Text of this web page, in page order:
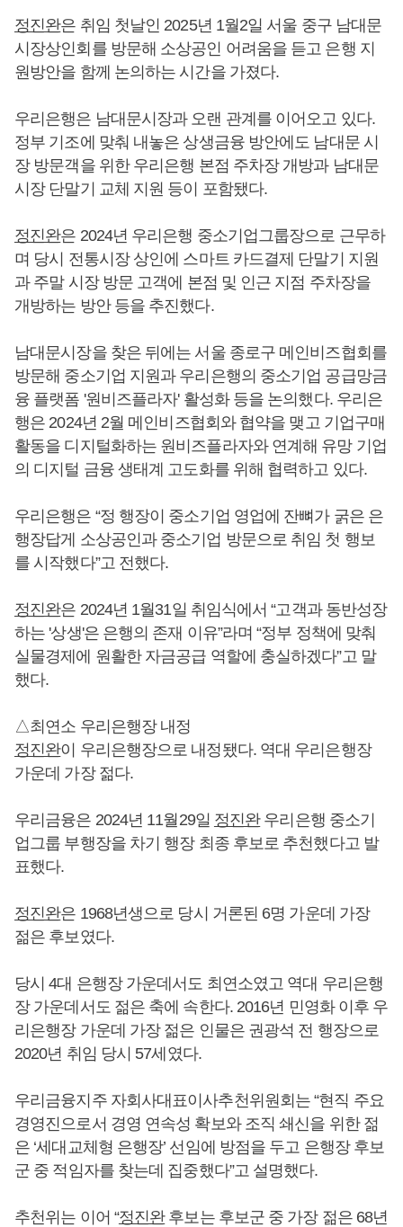
정진완은 취임 첫날인 2025년 1월2일 서울 중구 남대문
시장상인회를 방문해 소상공인 어려움을 듣고 은행 지
원방안을 함께 논의하는 시간을 가졌다.
우리은행은 남대문시장과 오랜 관계를 이어오고 있다.
정부 기조에 맞춰 내놓은 상생금융 방안에도 남대문 시
장 방문객을 위한 우리은행 본점 주차장 개방과 남대문
시장 단말기 교체 지원 등이 포함됐다.
정진완은 2024년 우리은행 중소기업그룹장으로 근무하
며 당시 전통시장 상인에 스마트 카드결제 단말기 지원
과 주말 시장 방문 고객에 본점 및 인근 지점 주차장을
개방하는 방안 등을 추진했다.
남대문시장을 찾은 뒤에는 서울 종로구 메인비즈협회를
방문해 중소기업 지원과 우리은행의 중소기업 공급망금
융 플랫폼 '원비즈플라자' 활성화 등을 논의했다. 우리은
행은 2024년 2월 메인비즈협회와 협약을 맺고 기업구매
활동을 디지털화하는 원비즈플라자와 연계해 유망 기업
의 디지털 금융 생태계 고도화를 위해 협력하고 있다.
우리은행은 “정 행장이 중소기업 영업에 잔뼈가 굵은 은
행장답게 소상공인과 중소기업 방문으로 취임 첫 행보
를 시작했다”고 전했다.
정진완은 2024년 1월31일 취임식에서 “고객과 동반성장
하는 '상생'은 은행의 존재 이유”라며 “정부 정책에 맞춰
실물경제에 원활한 자금공급 역할에 충실하겠다”고 말
했다.
△최연소 우리은행장 내정
정진완이 우리은행장으로 내정됐다. 역대 우리은행장
가운데 가장 젊다.
우리금융은 2024년 11월29일 정진완우리은행 중소기
업그룹 부행장을 차기 행장 최종 후보로 추천했다고 발
표했다.
정진완은 1968년생으로 당시 거론된 6명 가운데 가장
젊은 후보였다.
당시 4대 은행장 가운데서도 최연소였고 역대 우리은행
장 가운데서도 젊은 축에 속한다. 2016년 민영화 이후 우
리은행장 가운데 가장 젊은 인물은 권광석 전 행장으로
2020년 취임 당시 57세였다.
우리금융지주 자회사대표이사추천위원회는 “현직 주요
경영진으로서 경영 연속성 확보와 조직 쇄신을 위한 젊
은 ‘세대교체형 은행장’ 선임에 방점을 두고 은행장 후보
군 중 적임자를 찾는데 집중했다”고 설명했다.
추천위는 이어 “정진완후보는 후보군 중 가장 젊은 68년